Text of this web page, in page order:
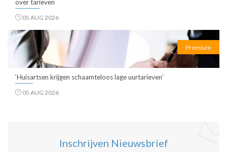
over tarieven
05 AUG 2026
Premium
‘Huisartsen krijgen schaamteloos lage uurtarieven’
05 AUG 2026
Inschrijven Nieuwsbrief